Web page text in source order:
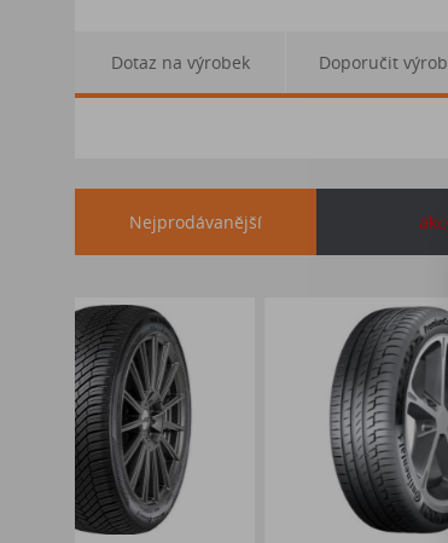
Dotaz na výrobek Doporučit
Nejprodávanější